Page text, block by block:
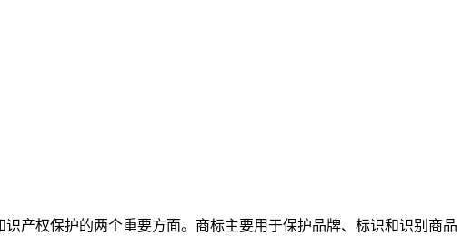
产权保护的两个重要方面。商标主要用于保护品牌、标识和识别商品